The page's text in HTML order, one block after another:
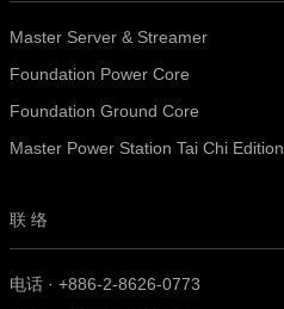
Master Server & Streamer
Foundation Power Core
Foundation Ground Core
Master Power Station Tai Chi Edition
联络
电话 · +886-2-8626-0773